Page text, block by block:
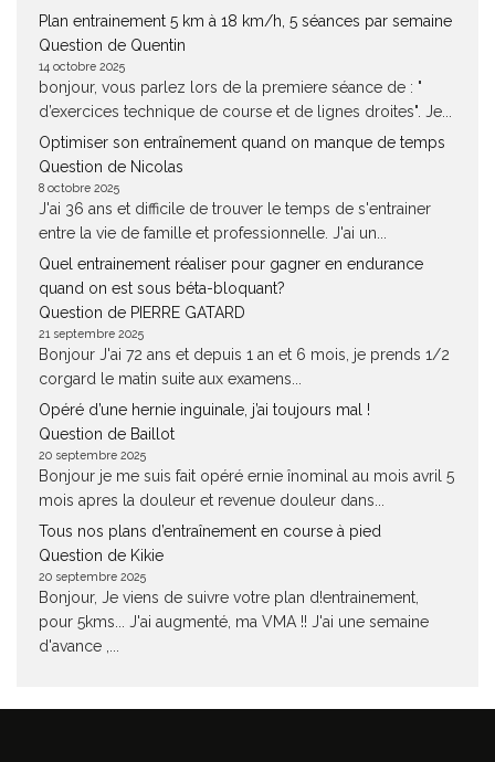
Plan entrainement 5 km à 18 km/h, 5 séances par semaine
Question de Quentin
14 octobre 2025
bonjour, vous parlez lors de la premiere séance de : "
d’exercices technique de course et de lignes droites". Je...
Optimiser son entraînement quand on manque de temps
Question de Nicolas
8 octobre 2025
J'ai 36 ans et difficile de trouver le temps de s'entrainer
entre la vie de famille et professionnelle. J'ai un...
Quel entrainement réaliser pour gagner en endurance
quand on est sous béta-bloquant?
Question de PIERRE GATARD
21 septembre 2025
Bonjour J'ai 72 ans et depuis 1 an et 6 mois, je prends 1/2
corgard le matin suite aux examens...
Opéré d’une hernie inguinale, j’ai toujours mal !
Question de Baillot
20 septembre 2025
Bonjour je me suis fait opéré ernie înominal au mois avril 5
mois apres la douleur et revenue douleur dans...
Tous nos plans d’entraînement en course à pied
Question de Kikie
20 septembre 2025
Bonjour, Je viens de suivre votre plan d!entrainement,
pour 5kms... J'ai augmenté, ma VMA !! J'ai une semaine
d'avance ,...